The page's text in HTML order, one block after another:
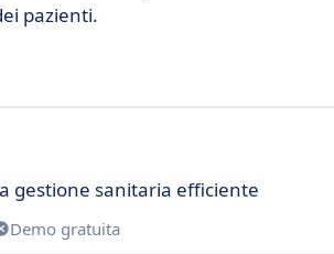
pazienti.
gestione sanitaria efficiente
Demo gratuita